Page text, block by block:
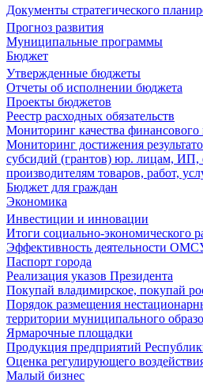
Документы стратегического
Прогноз развития
Муниципальные программы
Бюджет
Утвержденные бюджеты
Отчеты об исполнении бюджета
Проекты бюджетов
Реестр расходных обязательств
Мониторинг качества
Мониторинг достижения
субсидий (грантов) юр. лицам, ИП,
производителям товаров, работ,
Бюджет для граждан
Экономика
Инвестиции и инновации
Итоги социально-экономического
Эффективность деятельности
Паспорт города
Реализация указов Президента
Покупай владимирское, покупай
Порядок размещения
территории муниципального
Ярмарочные площадки
Продукция предприятий
Оценка регулирующего
Малый бизнес